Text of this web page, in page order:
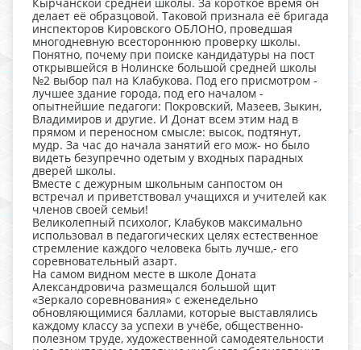
делает её образцовой. Таковой признала её бригада
инспекторов Кировского ОБЛОНО, проведшая
многодневную всестороннюю проверку школы.
Понятно, почему при поиске кандидатуры на пост
открывшейся в Нолинске большой средней школы
№2 выбор пал на Клабукова. Под его присмотром -
лучшее здание города, под его началом -
опытнейшие педагоги: Покровский, Мазеев, Зыкин,
Владимиров и другие. И Донат всем этим над в
прямом и переносном смысле: высок, подтянут,
мудр. За час до начала занятий его мож- но было
видеть безупречно одетым у входных парадных
дверей школы.
Вместе с дежурным школьным санпостом он
встречал и приветствовал учащихся и учителей как
членов своей семьи!
Великолепный психолог, Клабуков максимально
использовал в педагогических целях естественное
стремление каждого человека быть лучше,- его
соревновательный азарт.
На самом видном месте в школе Доната
Александровича размещался большой щит
«Зеркало соревнования» с еженедельно
обновляющимися баллами, которые выставлялись
каждому классу за успехи в учёбе, общественно-
полезном труде, художественной самодеятельности